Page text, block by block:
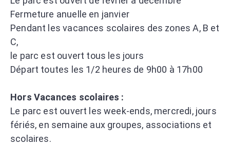
Fermeture anuelle en janvier
Pendant les vacances scolaires des zones A, B et
C,
le parc est ouvert tous les jours
Départ toutes les 1/2 heures de 9h00 à 17h00
Hors Vacances scolaires :
Le parc est ouvert les week-ends, mercredi, jours
fériés, en semaine aux groupes, associations et
scolaires.